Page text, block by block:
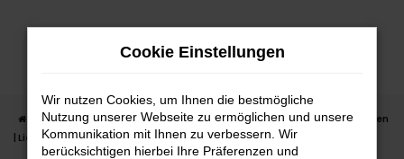
Zum
Startseite Nagold Suzuki Suzuki Swift
Suzuki Swift Neuwagen
| Lieferservice nach Nagold
Cookie Einstellungen
Wir nutzen Cookies, um Ihnen die bestmögliche
Nutzung unserer Webseite zu ermöglichen und unsere
Kommunikation mit Ihnen zu verbessern. Wir
berücksichtigen hierbei Ihre Präferenzen und